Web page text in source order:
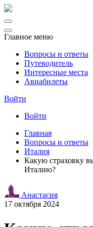
Главное меню
Вопросы и ответы
Путеводитель
Интересные места
Авиабилеты
Войти
Войти
Главная
Вопросы и ответы
Италия
Какую страховку
Италию?
Анастасия
17 октября 2024